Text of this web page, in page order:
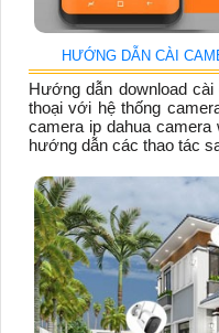
HƯỚNG DẪN CÀI
Hướng dẫn download
thoại với hệ thống
camera ip dahua camera
hướng dẫn các thao tác